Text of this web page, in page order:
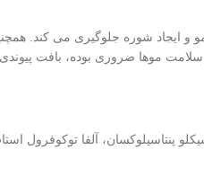
ایجاد شوره جلوگیری می کند.